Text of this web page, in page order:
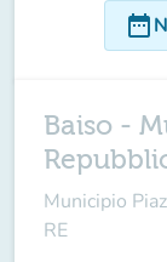
date_range
Baiso -
Municipio
RE